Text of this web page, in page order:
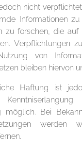
nicht
Informationen
zu forschen, die auf
Verpflichtungen
von
bleiben hiervon
Haftung ist
möglich. Bei
werden